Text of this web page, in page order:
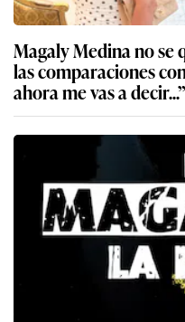
Magaly Medina no se
las comparaciones
ahora me vas a decir...”